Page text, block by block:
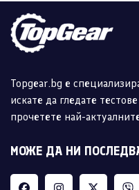
Topgear.bg е
искате да гледате
прочетете най-
МОЖЕ ДА НИ